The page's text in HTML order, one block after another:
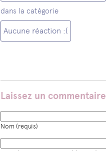
dans la catégorie
Aucune réaction :(
Laissez un commentaire
Nom (requis)